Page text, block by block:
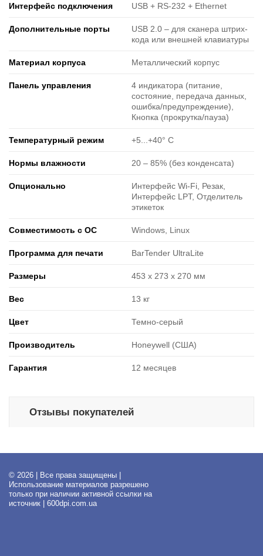
Интерфейс подключения USB + RS-232 + Ethernet
Дополнительные порты
USB 2.0 ‒ для сканера штрих-
кода или внешней клавиатуры
Материал корпуса Металлический корпус
Панель управления
4 индикатора (питание,
состояние, передача данных,
ошибка/предупреждение),
Кнопка (прокрутка/пауза)
Температурный режим +5...+40° C
Нормы влажности 20 ‒ 85% (без конденсата)
Опционально
Интерфейс Wi-Fi, Резак,
Интерфейс LPT, Отделитель
этикеток
Совместимость с ОС Windows, Linux
Программа для печати BarTender UltraLite
Размеры 453 x 273 x 270 мм
Вес 13 кг
Цвет Темно-серый
Производитель Honeywell (США)
Гарантия 12 месяцев
Отзывы покупателей
© 2026 | Все права защищены |
Использование материалов разрешено
только при наличии активной ссылки на
источник | 600dpi.com.ua